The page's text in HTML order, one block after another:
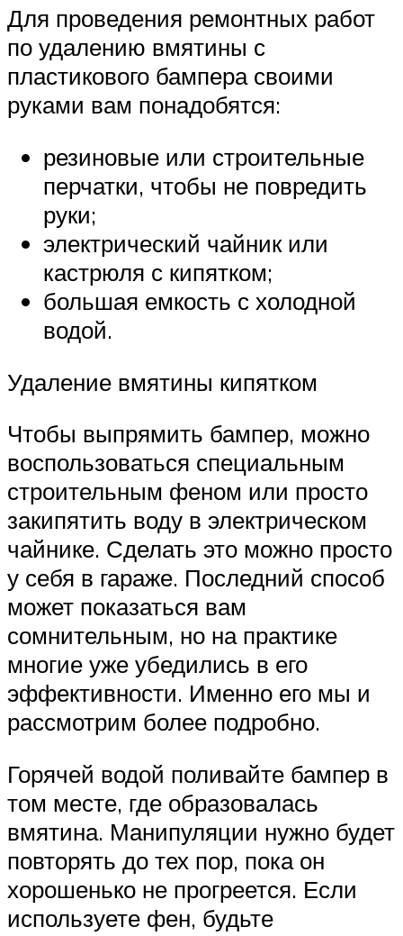
Для проведения ремонтных работ
по удалению вмятины с
пластикового бампера своими
руками вам понадобятся:
резиновые или строительные
перчатки, чтобы не повредить
руки;
электрический чайник или
кастрюля с кипятком;
большая емкость с холодной
водой.
Удаление вмятины кипятком
Чтобы выпрямить бампер, можно
воспользоваться специальным
строительным феном или просто
закипятить воду в электрическом
чайнике. Сделать это можно просто
у себя в гараже. Последний способ
может показаться вам
сомнительным, но на практике
многие уже убедились в его
эффективности. Именно его мы и
рассмотрим более подробно.
Горячей водой поливайте бампер в
том месте, где образовалась
вмятина. Манипуляции нужно будет
повторять до тех пор, пока он
хорошенько не прогреется. Если
используете фен, будьте